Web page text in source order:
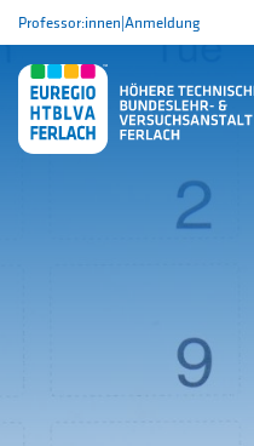
Professor:innen|Anmeldung